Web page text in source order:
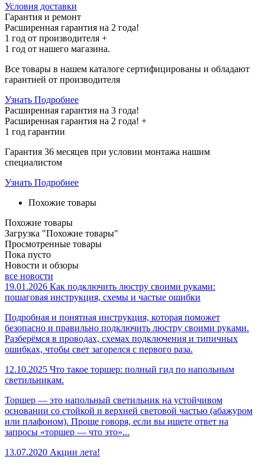
Условия доставки
Гарантия и ремонт
Расширенная гарантия на 2 года!
1 год от производителя +
1 год от нашего магазина.
Все товары в нашем каталоге сертифицированы и обладают
гарантией от производителя
Узнать Подробнее
Расширенная гарантия на 3 года!
Расширенная гарантия на 2 года! +
1 год гарантии
Гарантия 36 месяцев при условии монтажа нашим
специалистом
Узнать Подробнее
Похожие товары
Похожие товары
Загрузка "Похожие товары"
Просмотренные товары
Пока пусто
Новости и обзоры
все новости
19.01.2026 Как подключить люстру своими руками:
пошаговая инструкция, схемы и частые ошибки
Подробная и понятная инструкция, которая поможет
безопасно и правильно подключить люстру своими руками.
Разберёмся в проводах, схемах подключения и типичных
ошибках, чтобы свет загорелся с первого раза.
12.10.2025 Что такое торшер: полный гид по напольным
светильникам.
Торшер — это напольный светильник на устойчивом
основании со стойкой и верхней световой частью (абажуром
или плафоном). Проще говоря, если вы ищете ответ на
запросы «торшер — что это»...
13.07.2020 Акции лета!